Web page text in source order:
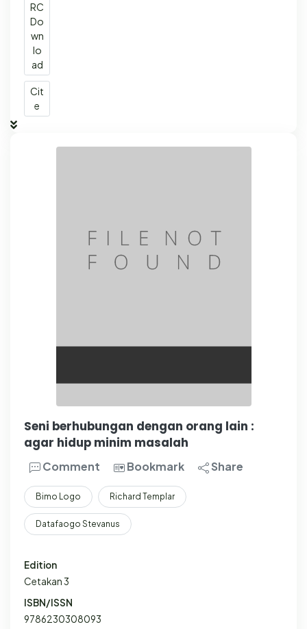
RC
Do
wn
lo
ad
Cit
e
Seni berhubungan dengan orang lain :
agar hidup minim masalah
Comment Bookmark Share
Bimo Logo Richard Templar
Datafaogo Stevanus
Edition
Cetakan 3
ISBN/ISSN
9786230308093